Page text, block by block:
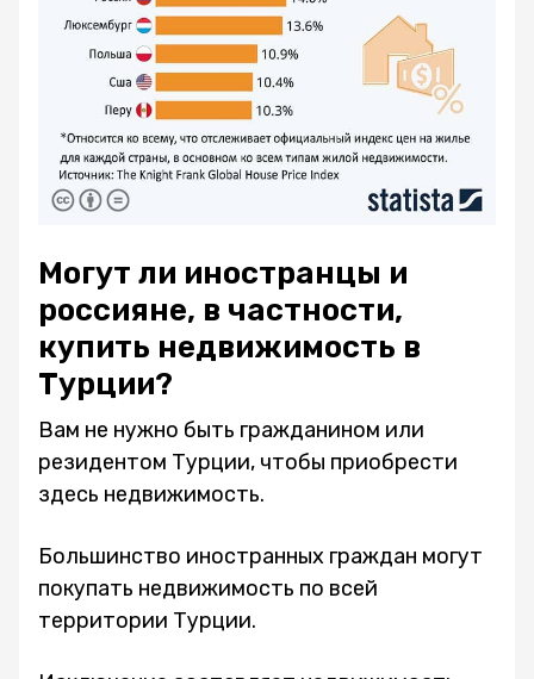
Могут ли иностранцы и
россияне, в частности,
купить недвижимость в
Турции?
Вам не нужно быть гражданином или
резидентом Турции, чтобы приобрести
здесь недвижимость.
Большинство иностранных граждан могут
покупать недвижимость по всей
территории Турции.